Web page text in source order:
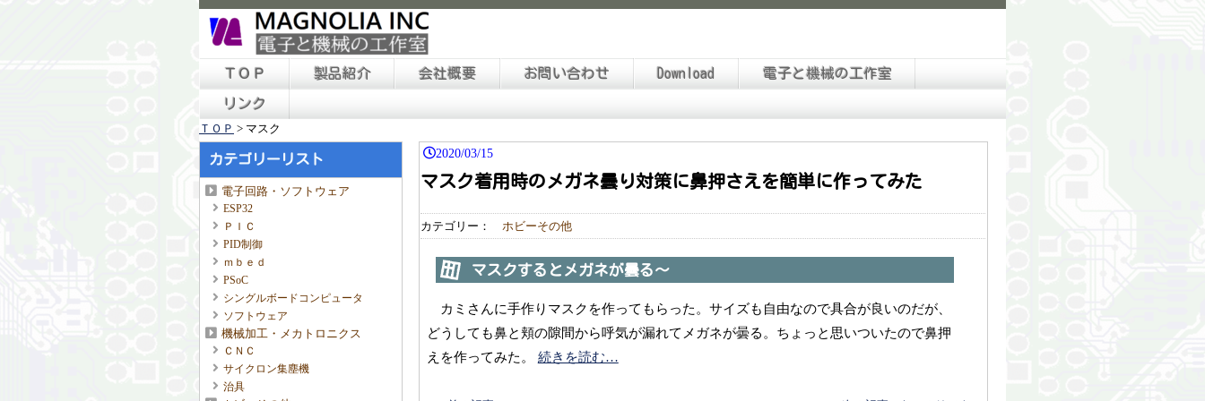
ＴＯＰ 製品紹介 会社概要 お問い合わせ Download 電子と機械の工作室
リンク
ＴＯＰ > マスク
カテゴリーリスト
電子回路・ソフトウェア
ESP32
ＰＩＣ
PID制御
ｍｂｅｄ
PSoC
シングルボードコンピュータ
ソフトウェア
機械加工・メカトロニクス
ＣＮＣ
サイクロン集塵機
治具
2020/03/15
マスク着用時のメガネ曇り対策に鼻押さえを簡単に作ってみた
カテゴリー： ホビーその他
マスクするとメガネが曇る～
カミさんに手作りマスクを作ってもらった。サイズも自由なので具合が良いのだが、
どうしても鼻と頬の隙間から呼気が漏れてメガネが曇る。ちょっと思いついたので鼻押
えを作ってみた。 続きを読む…